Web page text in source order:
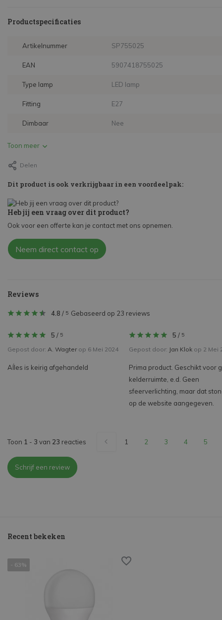
Productspecificaties
Artikelnummer SP755025
EAN 5907418755025
Type lamp LED lamp
Fitting E27
Dimbaar Nee
Toon meer
Delen
Dit product is ook verkrijgbaar in een voordeelpak:
Heb jij een vraag over dit product?
Ook voor een offerte kan je contact met ons opnemen.
Neem direct contact op
Reviews
4.8 / 5 Gebaseerd op 23 reviews
5 / 5
Gepost door: A. Wagterop 6 Mei 2024
Aĺles is keirig afgehandeld
5 / 5
Gepost door: Jan Klok op 2 Mei
Prima product. Geschikt voor
kelderruimte, e.d. Geen
sfeerverlichting, maar dat
op de website aangegeven.
Toon 1 - 3 van 23 reacties 1 2 3 4 5
Schrijf een review
Recent bekeken
- 63%